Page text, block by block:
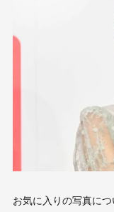
お気に入りの写真につ